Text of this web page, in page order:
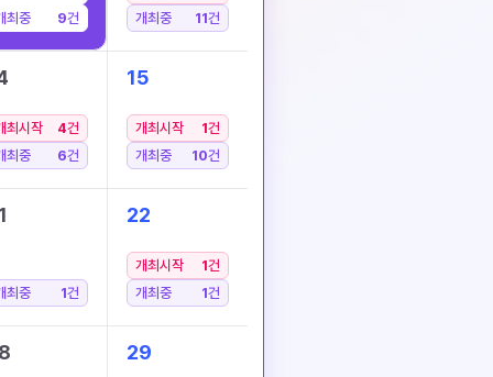
최중
9건
개최중
11건
최시작 4건
최중
6건
15
개최시작 1건
개최중
10건
최중 1건
22
개최시작 1건
개최중
1건
29